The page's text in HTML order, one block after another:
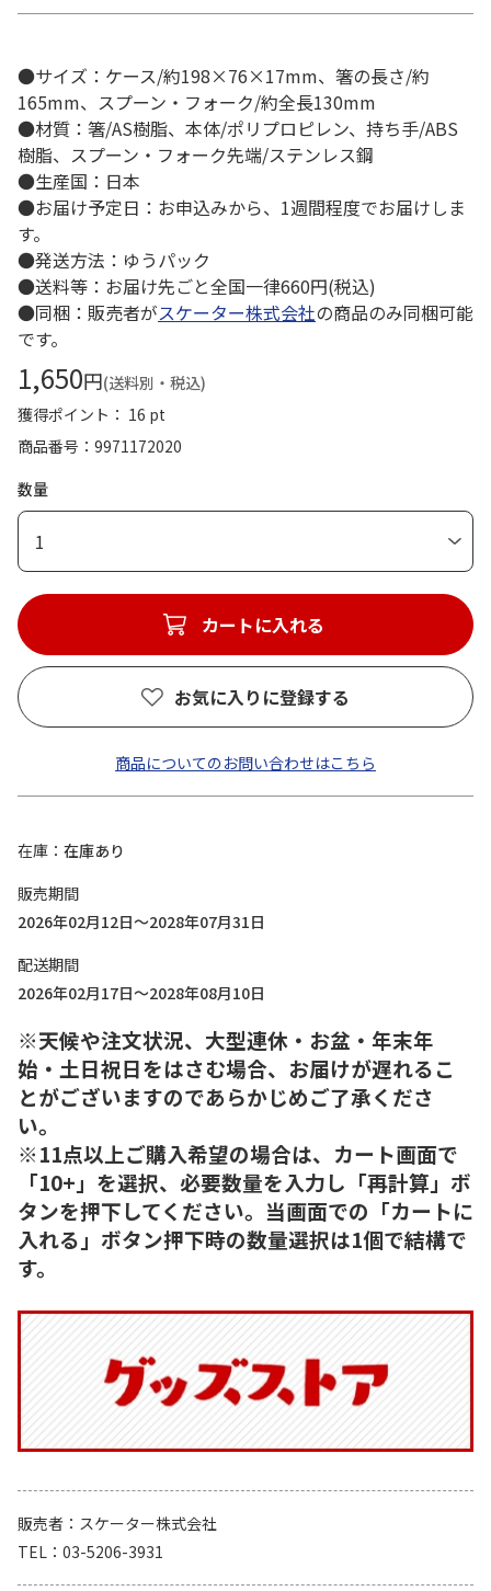
●サイズ：ケース/約198×76×17mm、箸の長さ/約
165mm、スプーン・フォーク/約全長130mm
●材質：箸/AS樹脂、本体/ポリプロピレン、持ち手/ABS
樹脂、スプーン・フォーク先端/ステンレス鋼
●生産国：日本
●お届け予定日：お申込みから、1週間程度でお届けしま
す。
●発送方法：ゆうパック
●送料等：お届け先ごと全国一律660円(税込)
●同梱：販売者がスケーター株式会社の商品のみ同梱可能
です。
1,650円(送料別・税込)
獲得ポイント： 16 pt
商品番号
9971172020
数量
1
カートに入れる
お気に入りに登録する
商品についてのお問い合わせはこちら
在庫
在庫あり
販売期間
2026年02月12日～2028年07月31日
配送期間
2026年02月17日～2028年08月10日
※天候や注文状況、大型連休・お盆・年末年
始・土日祝日をはさむ場合、お届けが遅れるこ
とがございますのであらかじめご了承くださ
い。
※11点以上ご購入希望の場合は、カート画面で
「10+」を選択、必要数量を入力し「再計算」ボ
タンを押下してください。当画面での「カートに
入れる」ボタン押下時の数量選択は1個で結構で
す。
販売者
スケーター株式会社
TEL
03-5206-3931